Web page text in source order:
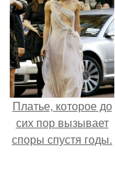
Платье, которое до
сих пор вызывает
споры спустя годы.